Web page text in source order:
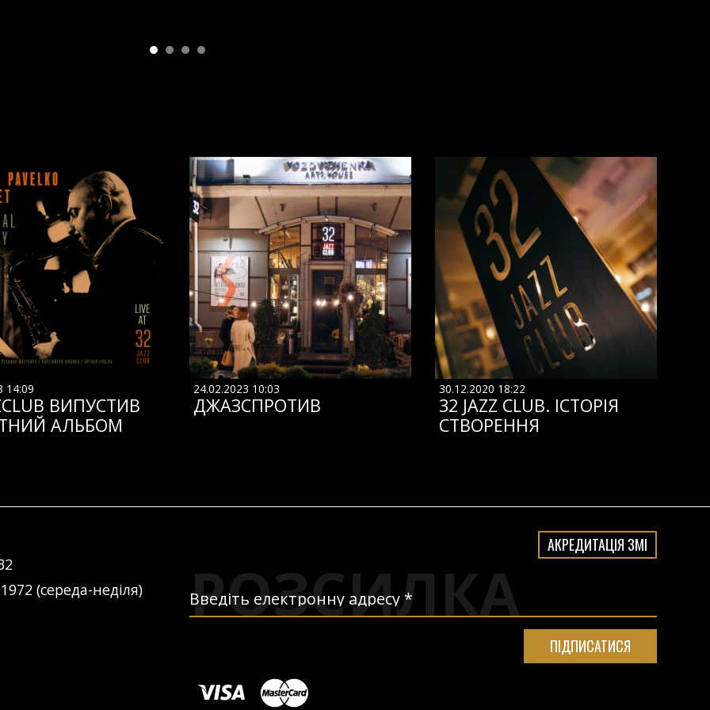
14:09
ВИПУСТИВ
АЛЬБОМ
24.02.2023 10:03
ДЖАЗСПРОТИВ
30.12.2020 18:22
32 JAZZ CLUB. ІСТОРІЯ
СТВОРЕННЯ
(середа-неділя)
АКРЕДИТАЦІЯ ЗМІ
РОЗСИЛКА